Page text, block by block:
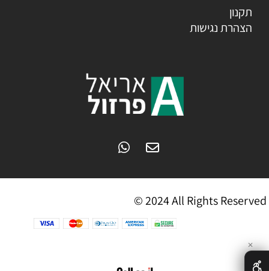
תקנון
הצהרת נגישות
© 2024 All Rights Reserved
✕